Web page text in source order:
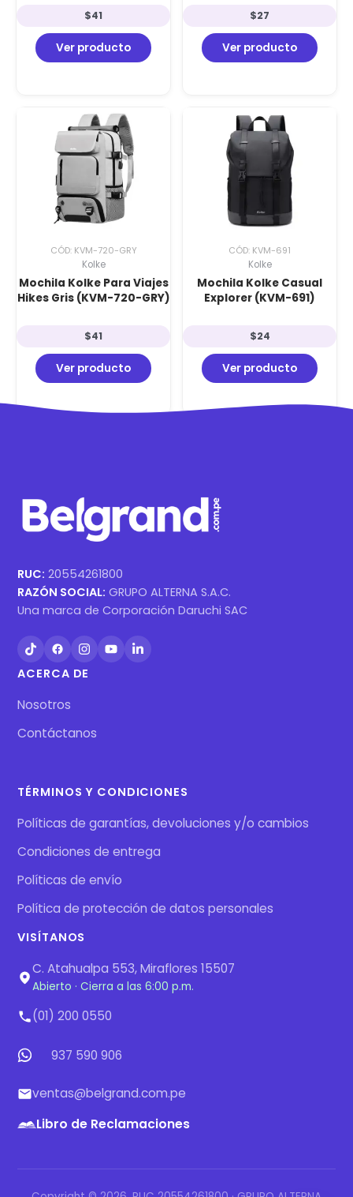
$41
Ver producto
$27
Ver producto
CÓD: KVM-720-GRY
Kolke
Mochila Kolke Para Viajes
Hikes Gris (KVM-720-GRY)
$41
Ver producto
CÓD: KVM-691
Kolke
Mochila Kolke Casual
Explorer (KVM-691)
$24
Ver producto
RUC: 20554261800
RAZÓN SOCIAL: GRUPO ALTERNA S.A.C.
Una marca de Corporación Daruchi SAC
ACERCA DE
Nosotros
Contáctanos
TÉRMINOS Y CONDICIONES
Políticas de garantías, devoluciones y/o cambios
Condiciones de entrega
Políticas de envío
Política de protección de datos personales
VISÍTANOS
C. Atahualpa 553, Miraflores 15507
Abierto · Cierra a las 6:00 p.m.
(01) 200 0550
937 590 906
ventas@belgrand.com.pe
Libro de Reclamaciones